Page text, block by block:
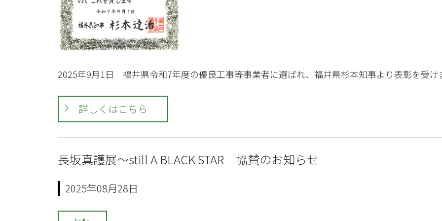
2025年9月1日 福井県令和7年度の優良工事等事業者に選ばれ、福井県杉本知事より表彰を受け
詳しくはこちら
長坂真護展～still A BLACK STAR 協賛のお知らせ
2025年08月28日